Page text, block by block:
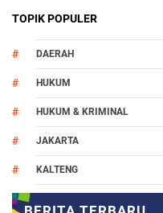
TOPIK POPULER
DAERAH
HUKUM
HUKUM & KRIMINAL
JAKARTA
KALTENG